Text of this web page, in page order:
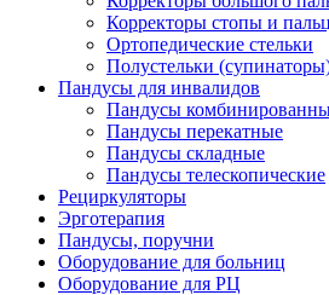
Корректоры стопы и
Ортопедические стельки
Полустельки
Пандусы для инвалидов
Пандусы
Пандусы перекатные
Пандусы складные
Пандусы телескопические
Рециркуляторы
Эрготерапия
Пандусы, поручни
Оборудование для больниц
Оборудование для РЦ